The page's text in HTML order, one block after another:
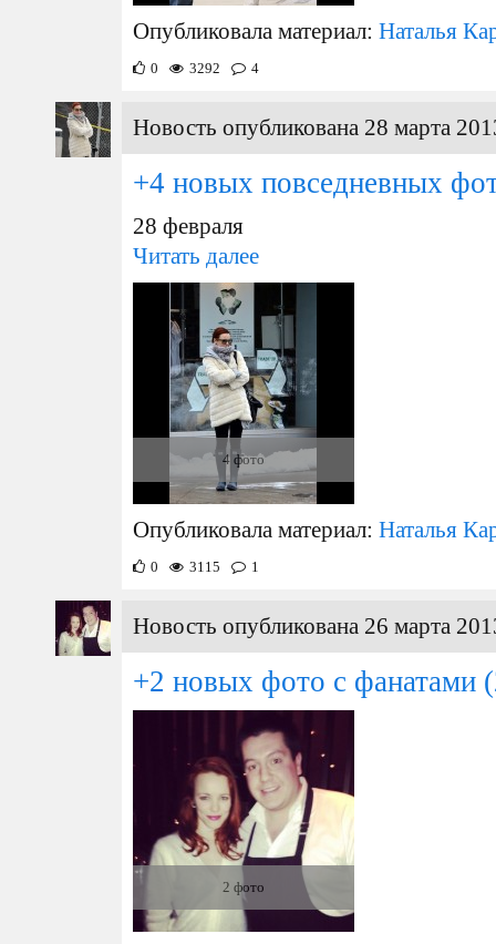
Опубликовала материал: Наталья
0 3292 4
Новость опубликована 28 марта
+4 новых повседневных
28 февраля
Читать далее
4 фото
Опубликовала материал: Наталья
0 3115 1
Новость опубликована 26 марта
+2 новых фото с фанатами
2 фото